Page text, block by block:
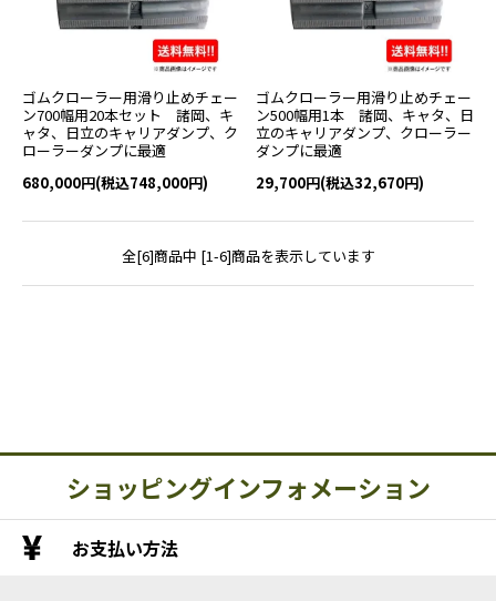
ゴムクローラー用滑り止めチェー
ン700幅用20本セット 諸岡、キ
ャタ、日立のキャリアダンプ、ク
ローラーダンプに最適
680,000円(税込748,000円)
ゴムクローラー用滑り止めチェー
ン500幅用1本 諸岡、キャタ、日
立のキャリアダンプ、クローラー
ダンプに最適
29,700円(税込32,670円)
全[6]商品中 [1-6]商品を表示しています
ショッピングインフォメーション
お支払い方法